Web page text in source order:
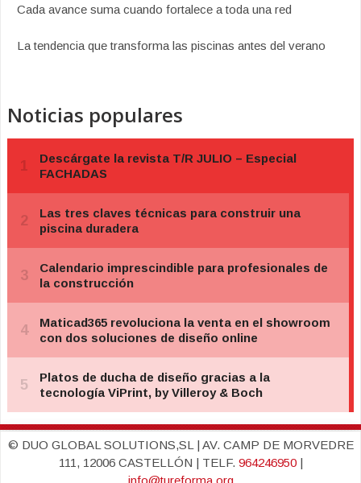
Cada avance suma cuando fortalece a toda una red
La tendencia que transforma las piscinas antes del verano
Noticias populares
© DUO GLOBAL SOLUTIONS,SL | AV. CAMP DE MORVEDRE
111, 12006 CASTELLÓN | TELF. 964246950|
info@tureforma.org